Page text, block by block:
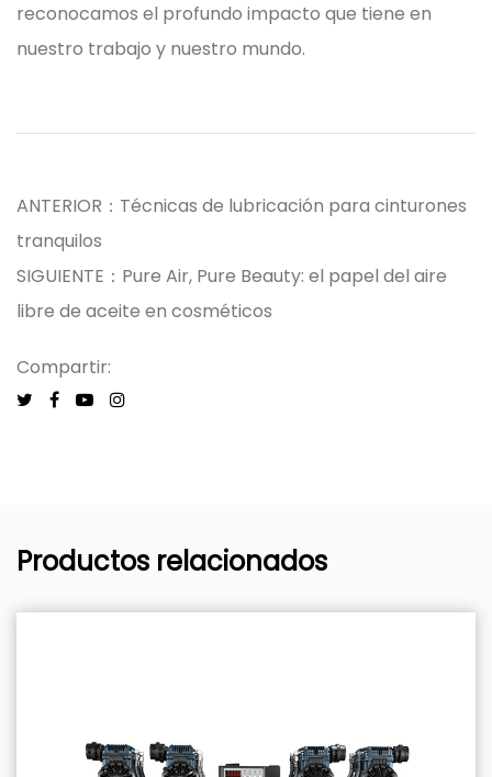
reconocamos el profundo impacto que tiene en
nuestro trabajo y nuestro mundo.
ANTERIOR：Técnicas de lubricación para cinturones
tranquilos
SIGUIENTE：Pure Air, Pure Beauty: el papel del aire
libre de aceite en cosméticos
Compartir:
Productos relacionados